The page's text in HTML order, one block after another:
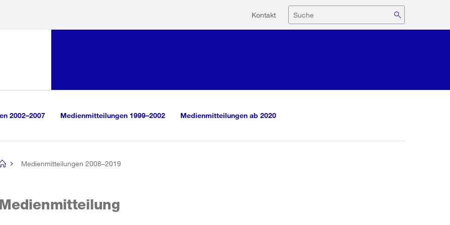
Hilfsnavigation
Kontakt Suche
2002–2007 Medienmitteilungen 1999–2002 Medienmitteilungen ab 2020
Medienmitteilungen 2008–2019